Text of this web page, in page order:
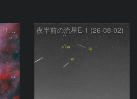
クレセント星雲とチューリップ星雲の真ん中あたりにある星雲 NGC6883 ??? 夜半前の流星E-1 (26-08-02)